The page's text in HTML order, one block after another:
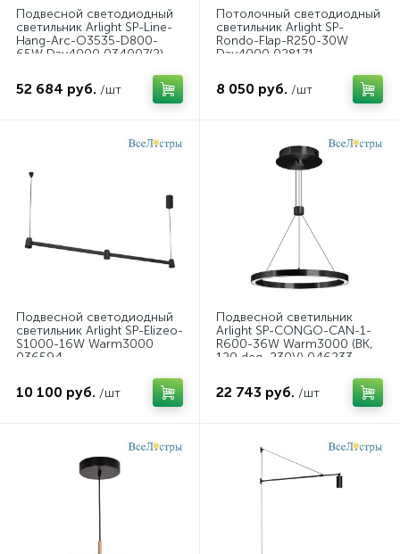
Подвесной светодиодный
светильник Arlight SP-Line-
Hang-Arc-O3535-D800-
65W Day4000 034007(2)
52 684 руб. /шт
Потолочный светодиодный
светильник Arlight SP-
Rondo-Flap-R250-30W
Day4000 028171
8 050 руб. /шт
Подвесной светодиодный
светильник Arlight SP-Elizeo-
S1000-16W Warm3000
036594
10 100 руб. /шт
Подвесной светильник
Arlight SP-CONGO-CAN-1-
R600-36W Warm3000 (BK,
120 deg, 230V) 046233
22 743 руб. /шт